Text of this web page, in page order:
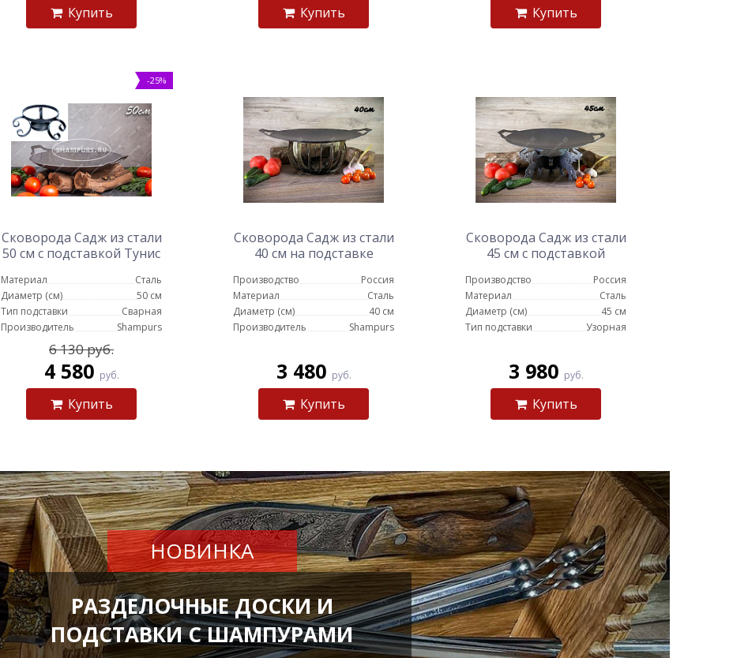
Купить Купить Купить
-25%
Сковорода Садж из стали
50 см с подставкой Тунис
Материал
Сталь
Диаметр (см)
50 см
Тип подставки
Сварная
Производитель
Shampurs
6 130 руб.
4 580 руб.
Купить
Сковорода Садж из стали
40 см на подставке
Производство
Россия
Материал
Сталь
Диаметр (см)
40 см
Производитель
Shampurs
3 480 руб.
Купить
Сковорода Садж из стали
45 см с подставкой
Производство
Россия
Материал
Сталь
Диаметр (см)
45 см
Тип подставки
Узорная
3 980 руб.
Купить
НОВИНКА
РАЗДЕЛОЧНЫЕ ДОСКИ И
ПОДСТАВКИ С ШАМПУРАМИ